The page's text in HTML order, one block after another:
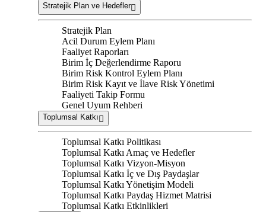
Stratejik Plan ve Hedefler
Stratejik Plan
Acil Durum Eylem Planı
Faaliyet Raporları
Birim İç Değerlendirme Raporu
Birim Risk Kontrol Eylem Planı
Birim Risk Kayıt ve İlave Risk Yönetimi
Faaliyeti Takip Formu
Genel Uyum Rehberi
Toplumsal Katkı
Toplumsal Katkı Politikası
Toplumsal Katkı Amaç ve Hedefler
Toplumsal Katkı Vizyon-Misyon
Toplumsal Katkı İç ve Dış Paydaşlar
Toplumsal Katkı Yönetişim Modeli
Toplumsal Katkı Paydaş Hizmet Matrisi
Toplumsal Katkı Etkinlikleri